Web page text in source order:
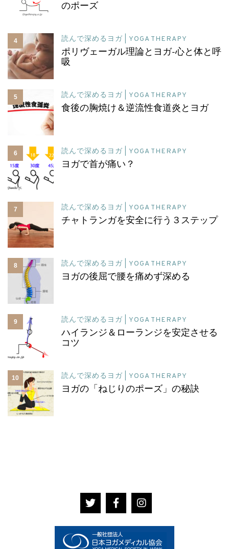
のポーズ
4 読んで深めるヨガ | YOGA THERAPY
ポリヴェーガル理論とヨガ-心と体と呼
吸
5 読んで深めるヨガ | YOGA THERAPY
食後の胸焼け＆逆流性食道炎とヨガ
6 読んで深めるヨガ | YOGA THERAPY
ヨガで首が痛い？
7 読んで深めるヨガ | YOGA THERAPY
チャトランガを安全に行う３ステップ
8 読んで深めるヨガ | YOGA THERAPY
ヨガの後屈で腰を痛めず深める
9 読んで深めるヨガ | YOGA THERAPY
ハイランジ＆ローランジを安定させる
コツ
10 読んで深めるヨガ | YOGA THERAPY
ヨガの「ねじりのポーズ」の秘訣